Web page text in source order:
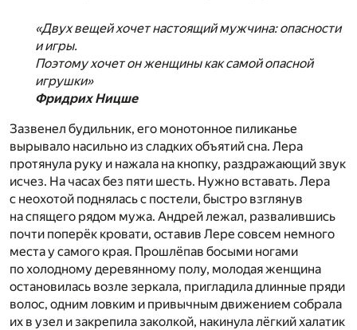
«Двух вещей хочет настоящий мужчина: опасности
и игры.
Поэтому хочет он женщины как самой опасной
игрушки»
Фридрих Ницше
Зазвенел будильник, его монотонное пиликанье
вырывало насильно из сладких объятий сна. Лера
протянула руку и нажала на кнопку, раздражающий звук
исчез. На часах без пяти шесть. Нужно вставать. Лера
с неохотой поднялась с постели, быстро взглянув
на спящего рядом мужа. Андрей лежал, развалившись
почти поперёк кровати, оставив Лере совсем немного
места у самого края. Прошлёпав босыми ногами
по холодному деревянному полу, молодая женщина
остановилась возле зеркала, пригладила длинные пряди
волос, одним ловким и привычным движением собрала
их в узел и закрепила заколкой, накинула лёгкий халатик